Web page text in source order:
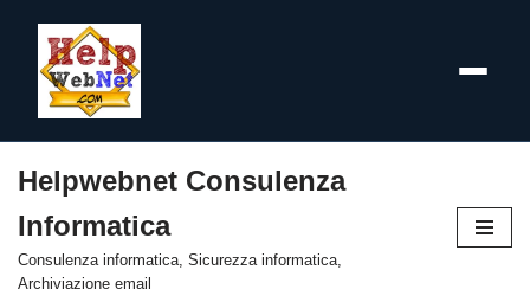
al
contenuto
Helpwebnet Consulenza
Informatica
Consulenza informatica, Sicurezza informatica,
Archiviazione email